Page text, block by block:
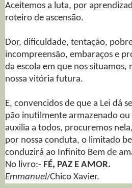
Aceitemos a luta, por
roteiro de ascensão.
Dor, dificuldade, tentação,
incompreensão, embaraços e
da escola em que nos situamos,
nossa vitória futura.
E, convencidos de que a Lei dá
pão inutilmente armazenado
auxilia a todos, procuremos
por nossa conduta, o limitado
conduzirá ao Infinito Bem de
No livro:- FÉ, PAZ E AMOR.
Emmanuel/Chico Xavier.